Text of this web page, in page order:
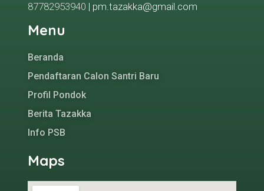
87782953940 | pm.tazakka@gmail.com
Menu
Beranda
Pendaftaran Calon Santri Baru
Profil Pondok
Berita Tazakka
Info PSB
Maps